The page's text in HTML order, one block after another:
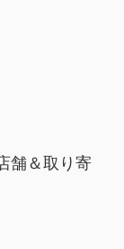
舗＆取り寄